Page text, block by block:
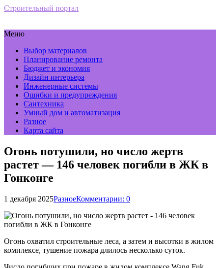
Строительный портал
Меню
Выбор материалов
Планирование ремонта
Бюджет и экономия
Дизайн интерьера
Инженерные системы
Ошибки и предупреждения
Сантехника
Умный дом и автоматизация
Разное
Карта сайта
Огонь потушили, но число жертв
растет — 146 человек погибли в ЖК в
Гонконге
1 декабря 2025РазноеКомментарии: 0
Огонь охватил строительные леса, а затем и высотки в жилом
комплексе, тушение пожара длилось несколько суток.